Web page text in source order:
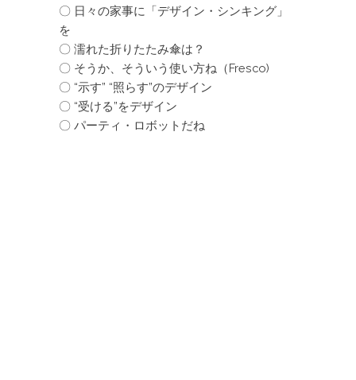
〇 日々の家事に「デザイン・シンキング」
を
〇 濡れた折りたたみ傘は？
〇 そうか、そういう使い方ね（Fresco)
〇 “示す” “照らす”のデザイン
〇 “受ける”をデザイン
〇 パーティ・ロボットだね